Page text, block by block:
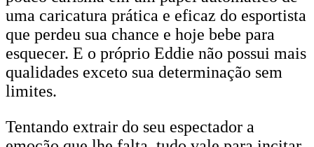
uma caricatura prática e eficaz do esportista
que perdeu sua chance e hoje bebe para
esquecer. E o próprio Eddie não possui mais
qualidades exceto sua determinação sem
limites.
Tentando extrair do seu espectador a